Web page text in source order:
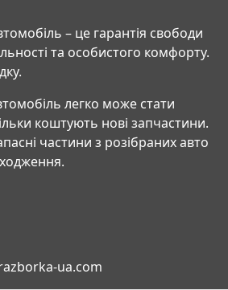
– це гарантія свободи
та особистого комфорту.
легко може стати
коштують нові запчастини.
частини з розібраних авто
ua.com